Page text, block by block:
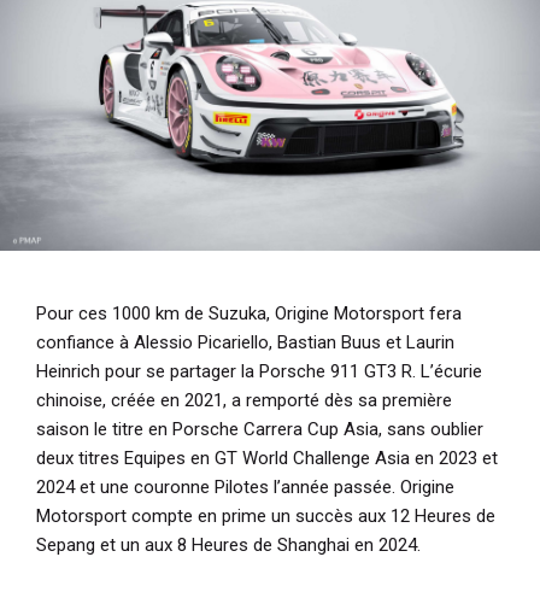
Pour ces 1000 km de Suzuka, Origine Motorsport fera
confiance à Alessio Picariello, Bastian Buus et Laurin
Heinrich pour se partager la Porsche 911 GT3 R. L’écurie
chinoise, créée en 2021, a remporté dès sa première
saison le titre en Porsche Carrera Cup Asia, sans oublier
deux titres Equipes en GT World Challenge Asia en 2023 et
2024 et une couronne Pilotes l’année passée. Origine
Motorsport compte en prime un succès aux 12 Heures de
Sepang et un aux 8 Heures de Shanghai en 2024.